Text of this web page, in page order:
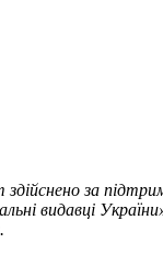
за
видавці